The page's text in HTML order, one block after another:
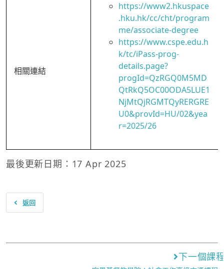
相關連結
https://www2.hkuspace
.hku.hk/cc/cht/program
me/associate-degree
https://www.cspe.edu.h
k/tc/iPass-prog-
details.page?
progId=QzRGQ0M5MD
QtRkQ5OC00ODA5LUE1
NjMtQjRGMTQyRERGRE
U0&provId=HU/02&yea
r=2025/26
最後更新日期：17 Apr 2025
返回
下一個課